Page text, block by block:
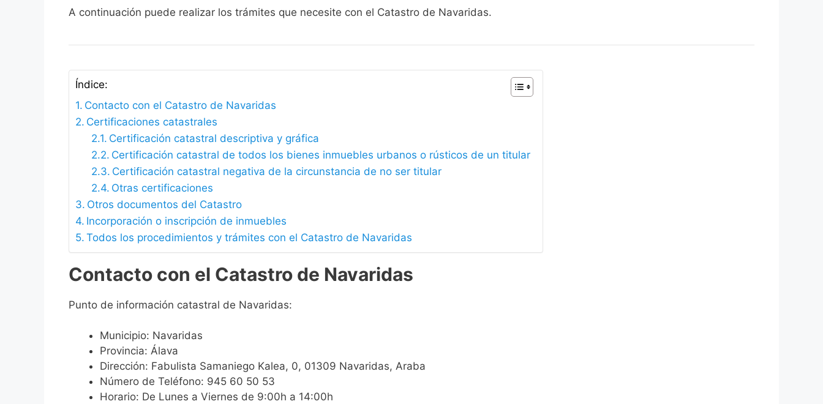
A continuación puede realizar los trámites que necesite con el Catastro de Navaridas.
Índice:
Contacto con el Catastro de Navaridas
Certificaciones catastrales
Certificación catastral descriptiva y gráfica
Certificación catastral de todos los bienes inmuebles urbanos o rústicos de un titular
Certificación catastral negativa de la circunstancia de no ser titular
Otras certificaciones
Otros documentos del Catastro
Incorporación o inscripción de inmuebles
Todos los procedimientos y trámites con el Catastro de Navaridas
Contacto con el Catastro de Navaridas
Punto de información catastral de Navaridas:
Municipio: Navaridas
Provincia: Álava
Dirección: Fabulista Samaniego Kalea, 0, 01309 Navaridas, Araba
Número de Teléfono: 945 60 50 53
Horario: De Lunes a Viernes de 9:00h a 14:00h